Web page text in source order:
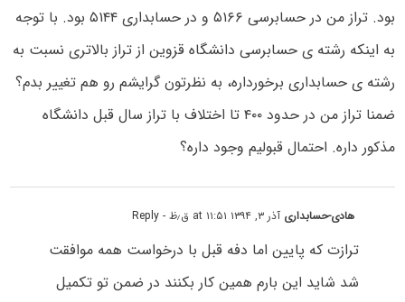
بود. تراز من در حسابرسی ۵۱۶۶ و در حسابداری ۵۱۴۴ بود. با توجه
به اینکه رشته ی حسابرسی دانشگاه قزوین از تراز بالاتری نسبت به
رشته ی حسابداری برخورداره، به نظرتون گرایشم رو هم تغییر بدم؟
ضمنا تراز من در حدود ۴۰۰ تا اختلاف با تراز سال قبل دانشگاه
مذکور داره. احتمال قبولیم وجود داره؟
هادی-حسابداری آذر ۳, ۱۳۹۴ at ۱۱:۵۱ ق٫ظ - Reply
ترازت که پایین اما دفه قبل با درخواست همه موافقت
شد شاید این بارم همین کار بکنند در ضمن تو تکمیل